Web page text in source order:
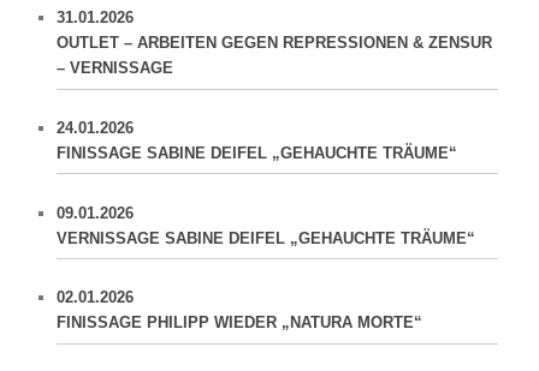
31.01.2026
OUTLET – ARBEITEN GEGEN REPRESSIONEN & ZENSUR
– VERNISSAGE
24.01.2026
FINISSAGE SABINE DEIFEL „GEHAUCHTE TRÄUME“
09.01.2026
VERNISSAGE SABINE DEIFEL „GEHAUCHTE TRÄUME“
02.01.2026
FINISSAGE PHILIPP WIEDER „NATURA MORTE“